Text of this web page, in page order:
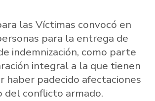
las Víctimas convocó en
para la entrega de
indemnización, como parte
integral a la que tienen
haber padecido afectaciones
del conflicto armado.